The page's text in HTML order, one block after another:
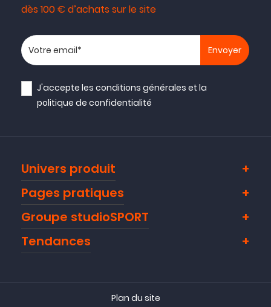
dès 100 € d’achats sur le site
Votre adresse email
J'accepte lesconditions générales et la
politique de confidentialité
Univers produit
Pages pratiques
Groupe studioSPORT
Tendances
Plan du site